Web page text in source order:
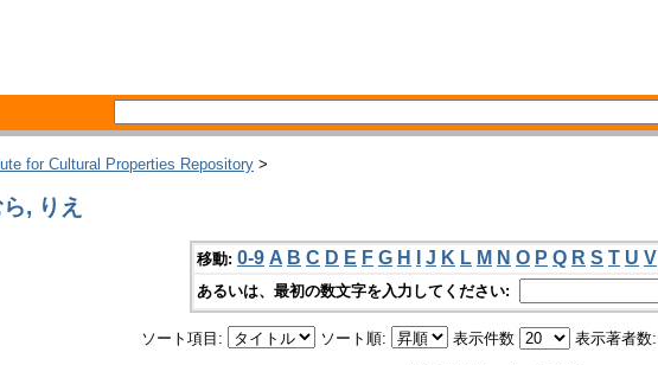
for Cultural Properties Repository >
, りえ
移動: 0-9 A B C D E F G H J K L M N O P Q R S T U V
あるいは、最初の数文字を入力してください:
ソート項目: ソート順: 表示件数 表示著者数: